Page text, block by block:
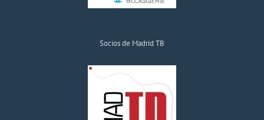
Socios de Madrid TB